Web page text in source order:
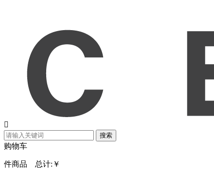

搜索
购物车
件商品 总计: ￥